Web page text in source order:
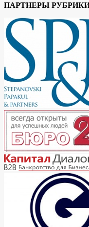
ПАРТНЕРЫ